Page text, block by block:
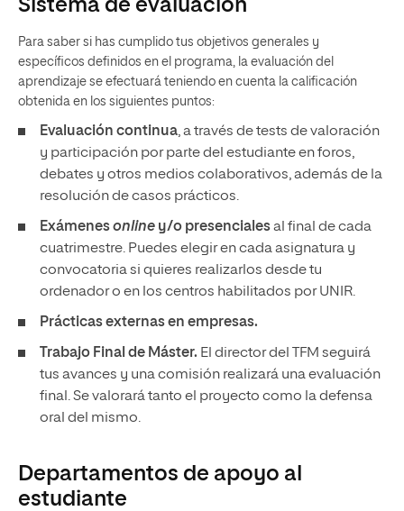
Sistema de evaluación
Para saber si has cumplido tus objetivos generales y
específicos definidos en el programa, la evaluación del
aprendizaje se efectuará teniendo en cuenta la calificación
obtenida en los siguientes puntos:
Evaluación continua, a través de tests de valoración
y participación por parte del estudiante en foros,
debates y otros medios colaborativos, además de la
resolución de casos prácticos.
Exámenesonline y/o presencialesal final de cada
cuatrimestre. Puedes elegir en cada asignatura y
convocatoria si quieres realizarlos desde tu
ordenador o en los centros habilitados por UNIR.
Prácticas externas en empresas.
Trabajo Final de Máster. El director del TFM seguirá
tus avances y una comisión realizará una evaluación
final. Se valorará tanto el proyecto como la defensa
oral del mismo.
Departamentos de apoyo al
estudiante